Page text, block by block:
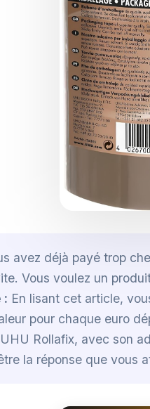
avez déjà payé trop
Vous voulez un
: En lisant cet article,
pour chaque euro
UHU Rollafix, avec son
la réponse que vous